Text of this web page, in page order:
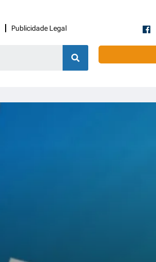
Publicidade Legal